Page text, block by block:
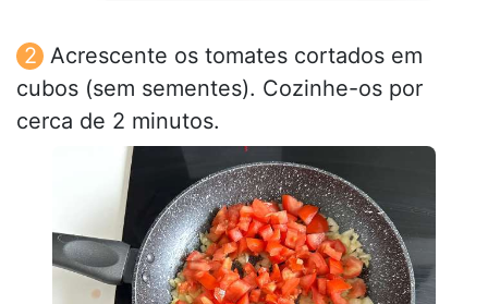
Acrescente os tomates cortados em
cubos (sem sementes). Cozinhe-os por
cerca de 2 minutos.